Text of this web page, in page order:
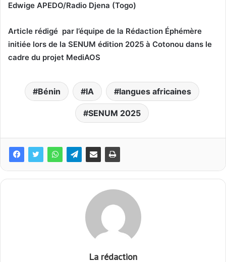
Edwige APEDO/Radio Djena (Togo)
Article rédigé par l’équipe de la Rédaction Éphémère
initiée lors de la SENUM édition 2025 à Cotonou dans le
cadre du projet MediAOS
Bénin IA langues africaines
SENUM 2025
La rédaction